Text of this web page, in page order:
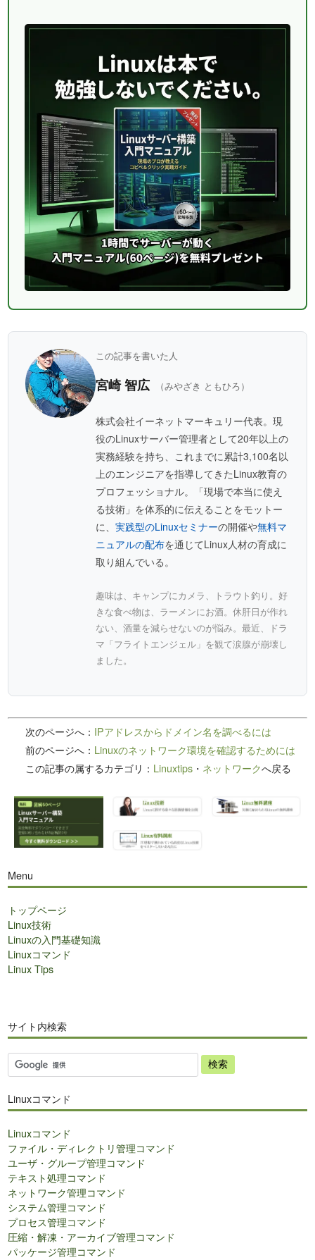
この記事を書いた人
宮崎 智広 （みやざき ともひろ）
株式会社イーネットマーキュリー代表。現
役のLinuxサーバー管理者として20年以上の
実務経験を持ち、これまでに累計3,100名以
上のエンジニアを指導してきたLinux教育の
プロフェッショナル。「現場で本当に使え
る技術」を体系的に伝えることをモットー
に、実践型のLinuxセミナーの開催や無料マ
ニュアルの配布を通じてLinux人材の育成に
取り組んでいる。
趣味は、キャンプにカメラ、トラウト釣り。好
きな食べ物は、ラーメンにお酒。休肝日が作れ
ない、酒量を減らせないのが悩み。最近、ドラ
マ「フライトエンジェル」を観て涙腺が崩壊し
ました。
次のページへ： IPアドレスからドメイン名を調べるには
前のページへ： Linuxのネットワーク環境を確認するためには
この記事の属するカテゴリ： Linuxtips ・ ネットワークへ戻る
Menu
トップページ
Linux技術
Linuxの入門基礎知識
Linuxコマンド
Linux Tips
サイト内検索
サ
イ
内
索
Linuxコマンド
Linuxコマンド
ファイル・ディレクトリ管理コマンド
ユーザ・グループ管理コマンド
テキスト処理コマンド
ネットワーク管理コマンド
システム管理コマンド
プロセス管理コマンド
圧縮・解凍・アーカイブ管理コマンド
パッケージ管理コマンド